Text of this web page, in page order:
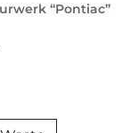
“Pontiac”